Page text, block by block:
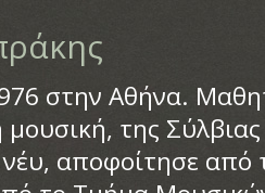
στην Αθήνα.
της
αποφοίτησε από